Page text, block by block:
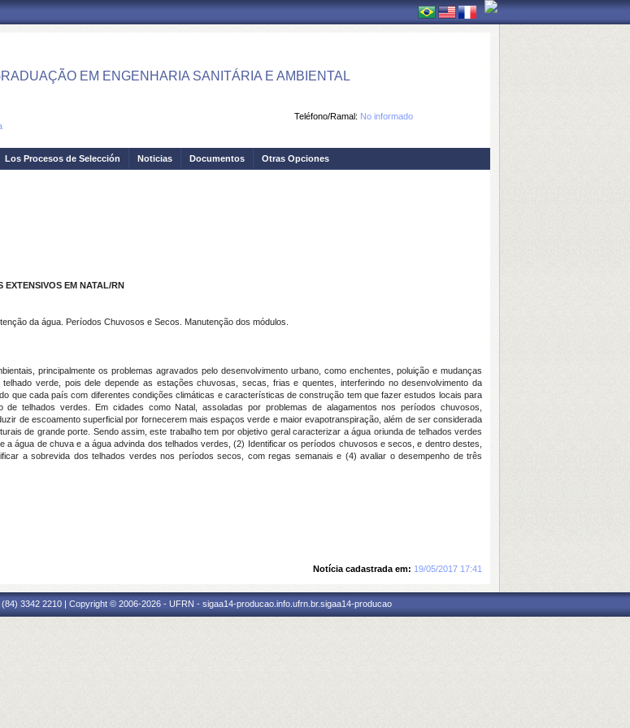
EM ENGENHARIA SANITÁRIA E AMBIENTAL
Teléfono/Ramal: No informado
Los Procesos de Selección Noticias Documentos Otras Opciones
EXTENSIVOS EM NATAL/RN
da água. Períodos Chuvosos e Secos. Manutenção dos módulos.
principalmente os problemas agravados pelo desenvolvimento urbano, como enchentes, poluição e mudanças
verde, pois dele depende as estações chuvosas, secas, frias e quentes, interferindo no desenvolvimento da
que cada país com diferentes condições climáticas e características de construção tem que fazer estudos locais para
telhados verdes. Em cidades como Natal, assoladas por problemas de alagamentos nos períodos chuvosos,
de escoamento superficial por fornecerem mais espaços verde e maior evapotranspiração, além de ser considerada
de grande porte. Sendo assim, este trabalho tem por objetivo geral caracterizar a água oriunda de telhados verdes
água de chuva e a água advinda dos telhados verdes, (2) Identificar os períodos chuvosos e secos, e dentro destes,
a sobrevida dos telhados verdes nos períodos secos, com regas semanais e (4) avaliar o desempenho de três
Notícia cadastrada em: 19/05/2017 17:41
3342 2210 | Copyright © 2006-2026 - UFRN - sigaa14-producao.info.ufrn.br.sigaa14-producao